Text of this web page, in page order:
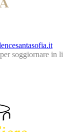
soggiornare in